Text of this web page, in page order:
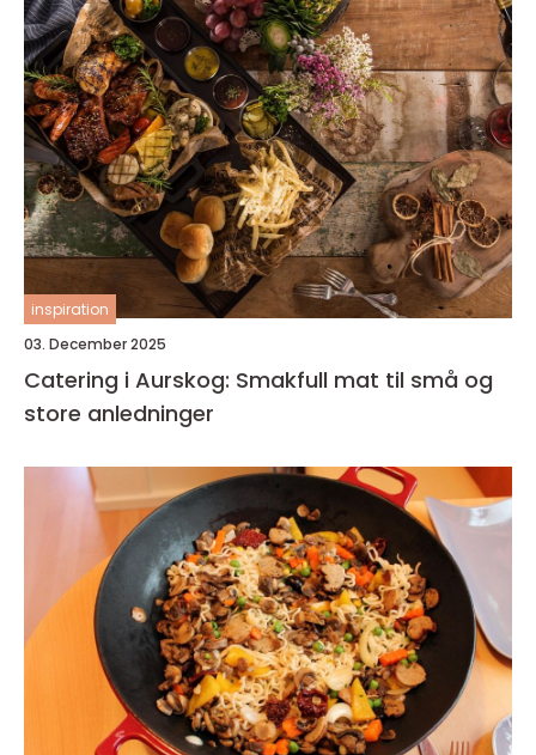
inspiration
03. December 2025
Catering i Aurskog: Smakfull mat til små og
store anledninger